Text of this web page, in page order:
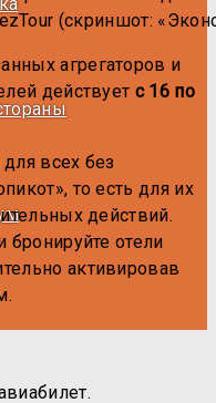
(скриншот:
агрегаторов и
действует с 16 по
всех без
то есть для их
действий.
бронируйте отели
активировав